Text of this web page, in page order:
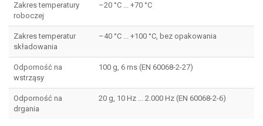
Zakres temperatury
roboczej
–20 °C ... +70 °C
Zakres temperatur
składowania
–40 °C ... +100 °C, bez opakowania
Odporność na
wstrząsy
100 g, 6 ms (EN 60068-2-27)
Odporność na
drgania
20 g, 10 Hz ... 2.000 Hz (EN 60068-2-6)